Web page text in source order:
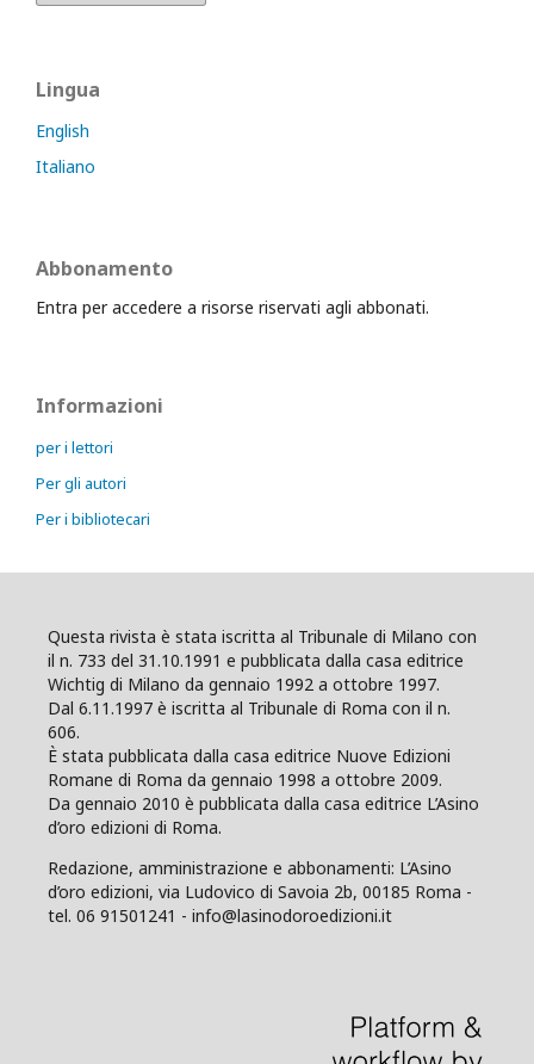
Lingua
English
Italiano
Abbonamento
Entra per accedere a risorse riservati agli abbonati.
Informazioni
per i lettori
Per gli autori
Per i bibliotecari
Questa rivista è stata iscritta al Tribunale di Milano con
il n. 733 del 31.10.1991 e pubblicata dalla casa editrice
Wichtig di Milano da gennaio 1992 a ottobre 1997.
Dal 6.11.1997 è iscritta al Tribunale di Roma con il n.
606.
È stata pubblicata dalla casa editrice Nuove Edizioni
Romane di Roma da gennaio 1998 a ottobre 2009.
Da gennaio 2010 è pubblicata dalla casa editrice L’Asino
d’oro edizioni di Roma.
Redazione, amministrazione e abbonamenti: L’Asino
d’oro edizioni, via Ludovico di Savoia 2b, 00185 Roma -
tel. 06 91501241 - info@lasinodoroedizioni.it